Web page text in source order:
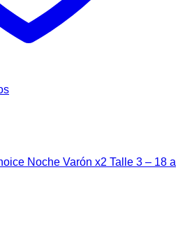
Noche Varón x2 Talle 3 – 18 a